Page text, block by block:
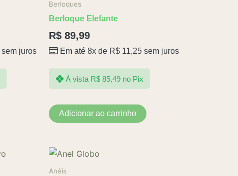
sem juros
Berloques
Berloque Elefante
R$ 89,99
Em até 8x de R$ 11,25 sem juros
À vista R$85,49 no Pix
Adicionar ao carrinho
Anéis